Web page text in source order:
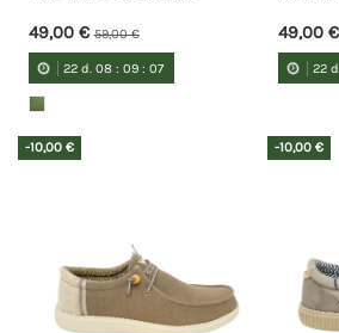
49,00 €59,00 €
22 d. 08 :09 :07
49,00
22 d.
-10,00 € -10,00 €